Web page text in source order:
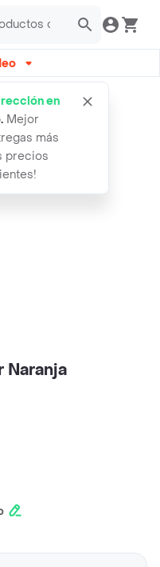
en
. Mejor
más
precios
Naranja